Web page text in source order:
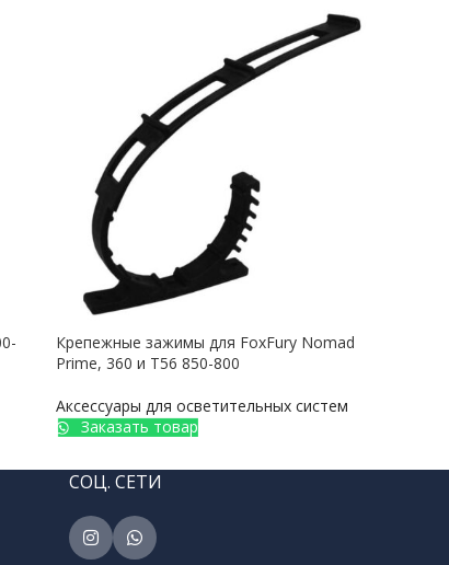
Крепежные зажимы для FoxFury Nomad
Prime, 360 и T56 850-800
Аксессуары для осветительных систем
Заказать товар
СОЦ. СЕТИ